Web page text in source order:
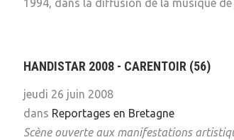
1994, dans la diffusion de la musique de
HANDISTAR 2008 - CARENTOIR (56)
jeudi 26 juin 2008
dans Reportages en Bretagne
Scène ouverte aux manifestations